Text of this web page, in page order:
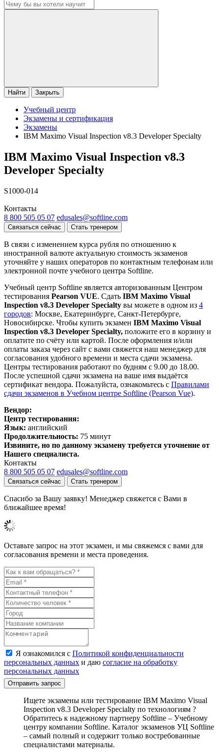
Найти Закрыть
Учебный центр
Экзамены и сертификация
Экзамены
IBM Maximo Visual Inspection v8.3 Developer Specialty
IBM Maximo Visual Inspection v8.3
Developer Specialty
S1000-014
Контакты
8 800 505 05 07 edusales@softline.com
Связаться сейчас Стать тренером
В связи с изменением курса рубля по отношению к
иностранной валюте актуальную стоимость экзаменов
уточняйте у наших операторов по контактным телефонам или
электронной почте учебного центра Softline.
Учебный центр Softline является авторизованным Центром
тестирования Pearson VUE. Сдать IBM Maximo Visual
Inspection v8.3 Developer Specialty вы можете в одном из 4
городов: Москве, Екатеринбурге, Санкт-Петербурге,
Новосибирске. Чтобы купить экзамен IBM Maximo Visual
Inspection v8.3 Developer Specialty, положите его в корзину и
оплатите по счёту или картой. После оформления и/или
оплаты заказа через сайт с вами свяжется наш менеджер для
согласования удобного времени и места сдачи экзамена.
Центры тестирования работают по будням с 9.00 до 18.00.
После успешной сдачи экзамена на ваше имя выдаётся
сертификат вендора. Пожалуйста, ознакомьтесь с Правилами
сдачи экзаменов в Учебном центре Softline (Pearson Vue).
Вендор:
Центр тестирования:
Язык: английский
Продолжительность: 75 минут
Извините, но по данному экзамену требуется уточнение от
Нашего специалиста.
Контакты
8 800 505 05 07 edusales@softline.com
Связаться сейчас Стать тренером
Спасибо за Вашу заявку! Менеджер свяжется с Вами в
ближайшее время!
Оставьте запрос на этот экзамен, и мы свяжемся с вами для
согласования времени и места проведения.
Я ознакомился с Политикой конфиденциальности
персональных данных и даю согласие на обработку
персональных данных
Отправить запрос
Ищете экзамены или тестирование IBM Maximo Visual
Inspection v8.3 Developer Specialty по технологиям ?
Обратитесь к надежному партнеру Softline – Учебному
центру компании Softline. Каталог экзаменов УЦ Softline
– самый полный и содержит только востребованные
специалистами материалы.